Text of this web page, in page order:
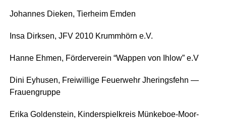
Johan­nes Die­ken, Tier­heim Emden
Insa Dirk­sen, JFV 2010 Krumm­hörn e.V.
Han­ne Ehmen, För­der­ver­ein “Wap­pen von Ihlow” e.V
Dini Eyhusen, Frei­wil­li­ge Feu­er­wehr Jhe­rings­fehn —
Frauengruppe
Eri­ka Gol­den­stein, Kin­der­spiel­kreis Mün­ke­boe-Moor­